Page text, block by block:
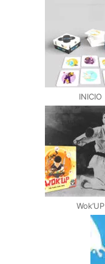
INICIO
Wok’UP